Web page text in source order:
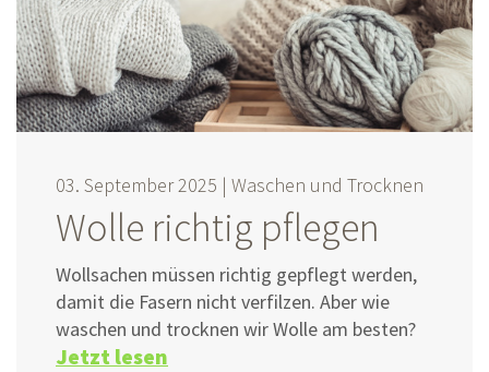
03. September 2025 | Waschen und Trocknen
Wolle richtig pflegen
Wollsachen müssen richtig gepflegt werden,
damit die Fasern nicht verfilzen. Aber wie
waschen und trocknen wir Wolle am besten?
Jetzt lesen